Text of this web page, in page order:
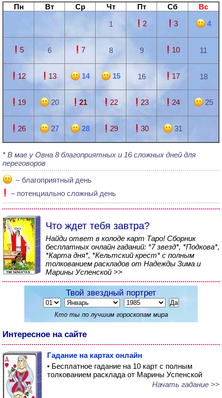
Пн Вт Ср Чт Пт Сб Вс
1 2 3 4
5 6 7 8 9 10 11
12 13 14 15 16 17 18
19 20 21 22 23 24 25
26 27 28 29 30 31
В мае у Овна 8 благоприятных и 16 сложных дней для
переговоров
– благоприятный день
– потенциально сложный день
Что ждет тебя завтра?
Найди ответ в колоде карт Таро! Сборник
бесплатных онлайн гаданий: *7 звезд*, *Подкова*,
*Карта дня*, *Кельтский крест* с полным
толкованием раскладов от Надежды Зима и
Марины Успенской >>
Твой звездный портрет
Кто ты по лучшим гороскопам мира
Интересное на сайте
Гадание на картах онлайн
• Бесплатное гадание на 10 карт с полным
толкованием расклада от Марины Успенской
Начать гадание >>